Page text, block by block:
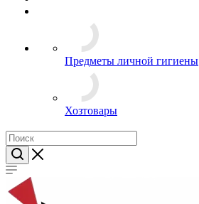
Предметы личной гигиены
Хозтовары